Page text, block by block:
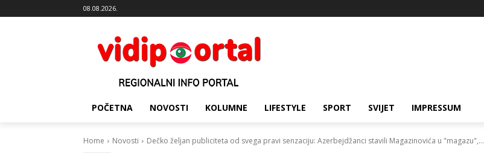
08.08.2026.
POČETNA NOVOSTI KOLUMNE LIFESTYLE SPORT SVIJET IMPRESSUM
Home Novosti Dečko željan publiciteta od svega pravi senzaciju: Azerbejdžanci stavili Magazinovića u "magazu",...